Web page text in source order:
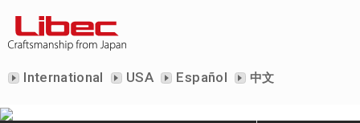
International USA Español 中文